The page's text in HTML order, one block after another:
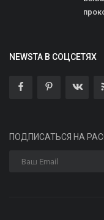
NEWSTA В СОЦСЕТЯХ
ПОДПИСАТЬСЯ НА